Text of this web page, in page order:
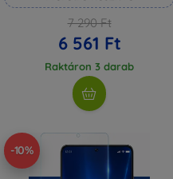
7 290 Ft
6 561 Ft
Raktáron 3 darab
-10%